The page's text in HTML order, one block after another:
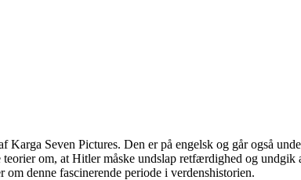
Seven Pictures. Den er på engelsk og går også
om, at Hitler måske undslap retfærdighed og undgik
denne fascinerende periode i verdenshistorien.